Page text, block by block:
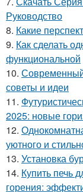
Руководство
8. Какие
9. Как сделать
функциональной
10.
советы и идеи
11.
2025: новые
12.
уютного и
13. Установка
14. Купить печь
горения: